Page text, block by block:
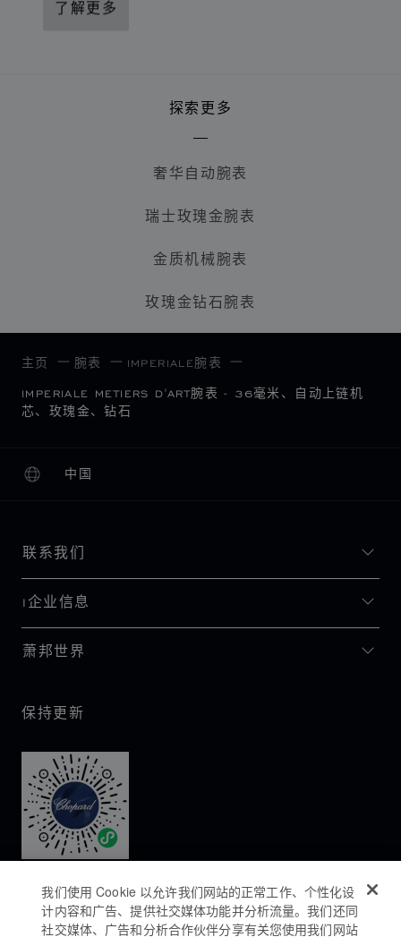
了解更多
探索更多
奢华自动腕表
瑞士玫瑰金腕表
金质机械腕表
玫瑰金钻石腕表
主页 腕表 IMPERIALE腕表
IMPERIALE METIERS D'ART腕表 - 36毫米、自动上链机
芯、玫瑰金、钻石
中国
本地化（更改国家/地区）
更改国家/地区
联系我们
I企业信息
萧邦世界
保持更新
我们使用 Cookie 以允许我们网站的正常工作、个性化设
计内容和广告、提供社交媒体功能并分析流量。我们还同
社交媒体、广告和分析合作伙伴分享有关您使用我们网站